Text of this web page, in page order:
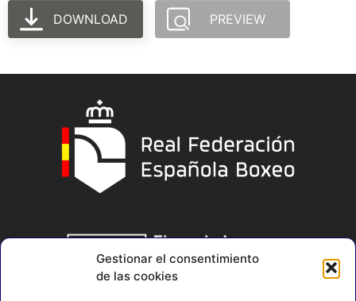
Gestionar el consentimiento
de las cookies
DOWNLOAD PREVIEW